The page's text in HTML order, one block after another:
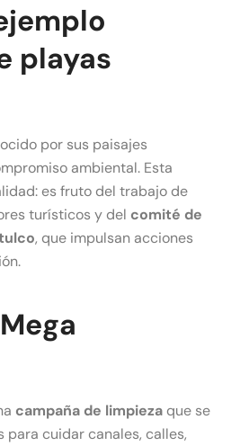
playas
por sus paisajes
ambiental. Esta
es fruto del trabajo de
turísticos y del comité de
, que impulsan acciones
campaña de limpieza que se
para cuidar canales, calles,